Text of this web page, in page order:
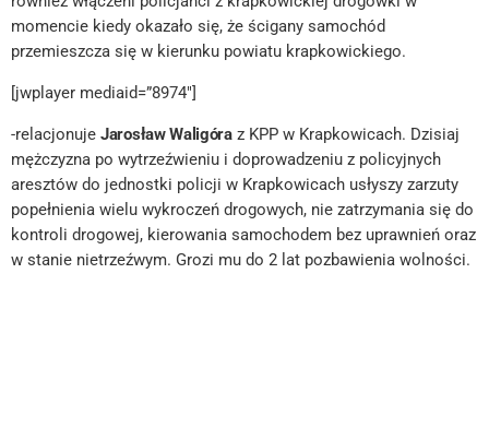
momencie kiedy okazało się, że ścigany samochód
przemieszcza się w kierunku powiatu krapkowickiego.
[jwplayer mediaid=”8974″]
-relacjonuje Jarosław Waligóraz KPP w Krapkowicach. Dzisiaj
mężczyzna po wytrzeźwieniu i doprowadzeniu z policyjnych
aresztów do jednostki policji w Krapkowicach usłyszy zarzuty
popełnienia wielu wykroczeń drogowych, nie zatrzymania się do
kontroli drogowej, kierowania samochodem bez uprawnień oraz
w stanie nietrzeźwym. Grozi mu do 2 lat pozbawienia wolności.